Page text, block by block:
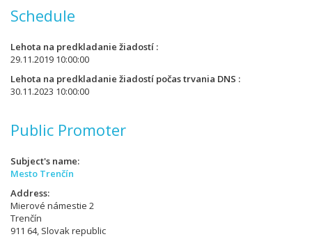
Schedule
Lehota na predkladanie žiadostí
29.11.2019 10:00:00
Lehota na predkladanie žiadostí počas trvania DNS
30.11.2023 10:00:00
Public Promoter
Subject's name
Mesto Trenčín
Address
Mierové námestie 2
Trenčín
911 64, Slovak republic